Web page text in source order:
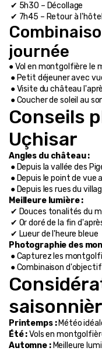
✔ 5h30 – Décollage
✔ 7h45 – Retour à l'hôtel
journée
● Vol en montgolfière le
● Petit déjeuner avec
● Visite du château
● Coucher de soleil au
Conseils
Uçhisar
Angles du château :
● Depuis la vallée des
● Depuis le point de vue
● Depuis les rues du
Meilleure lumière :
✔ Douces tonalités du
✔ Or doré de la fin
✔ Lueur de l'heure bleue
Photographie des
● Capturez les
● Combinaison
Printemps : Météo
Été : Vols en
Automne : Meilleure